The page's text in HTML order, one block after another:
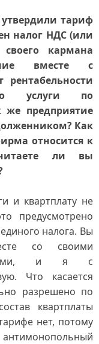
утвердили тариф
налог НДС (или
кармана
вместе с
услуги по
предприятие
Как
относится к
ли вы
и квартплату не
предусмотрено
налога. Вы
со своими
и я с
Что касается
разрешено по
квартплаты
нет, потому